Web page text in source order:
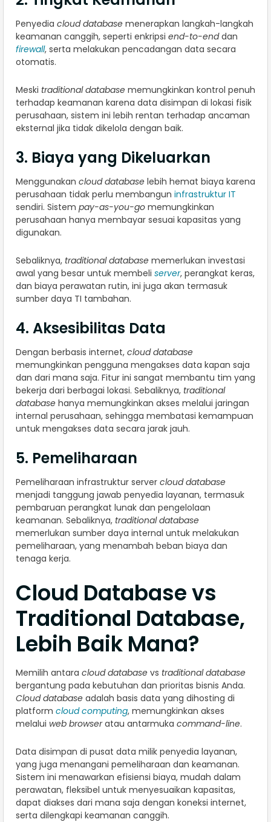
Penyedia cloud database menerapkan langkah-langkah
keamanan canggih, seperti enkripsi end-to-enddan
firewall, serta melakukan pencadangan data secara
otomatis.
Meski traditional database memungkinkan kontrol penuh
terhadap keamanan karena data disimpan di lokasi fisik
perusahaan, sistem ini lebih rentan terhadap ancaman
eksternal jika tidak dikelola dengan baik.
3. Biaya yang Dikeluarkan
Menggunakan cloud database lebih hemat biaya karena
perusahaan tidak perlu membangun infrastruktur IT
sendiri. Sistem pay-as-you-go memungkinkan
perusahaan hanya membayar sesuai kapasitas yang
digunakan.
Sebaliknya, traditional database memerlukan investasi
awal yang besar untuk membeli server, perangkat keras,
dan biaya perawatan rutin, ini juga akan termasuk
sumber daya TI tambahan.
4. Aksesibilitas Data
Dengan berbasis internet, cloud database
memungkinkan pengguna mengakses data kapan saja
dan dari mana saja. Fitur ini sangat membantu tim yang
bekerja dari berbagai lokasi. Sebaliknya, traditional
database hanya memungkinkan akses melalui jaringan
internal perusahaan, sehingga membatasi kemampuan
untuk mengakses data secara jarak jauh.
5. Pemeliharaan
Pemeliharaan infrastruktur server cloud database
menjadi tanggung jawab penyedia layanan, termasuk
pembaruan perangkat lunak dan pengelolaan
keamanan. Sebaliknya, traditional database
memerlukan sumber daya internal untuk melakukan
pemeliharaan, yang menambah beban biaya dan
tenaga kerja.
Cloud Database vs
Traditional Database,
Lebih Baik Mana?
Memilih antara cloud database vs traditional database
bergantung pada kebutuhan dan prioritas bisnis Anda.
Cloud database adalah basis data yang dihosting di
platform cloud computing, memungkinkan akses
melalui web browseratau antarmuka command-line.
Data disimpan di pusat data milik penyedia layanan,
yang juga menangani pemeliharaan dan keamanan.
Sistem ini menawarkan efisiensi biaya, mudah dalam
perawatan, fleksibel untuk menyesuaikan kapasitas,
dapat diakses dari mana saja dengan koneksi internet,
serta dilengkapi keamanan canggih.